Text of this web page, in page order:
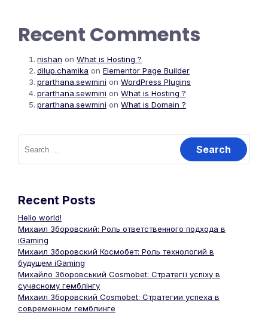
Recent Comments
nishan on What is Hosting ?
dilup.chamika on Elementor Page Builder
prarthana.sewmini on WordPress Plugins
prarthana.sewmini on What is Hosting ?
prarthana.sewmini on What is Domain ?
Recent Posts
Hello world!
Михаил Зборовский: Роль ответственного подхода в
iGaming
Михаил Зборовский Космобет: Роль технологий в
будущем iGaming
Михайло Зборовський Cosmobet: Стратегії успіху в
сучасному гемблінгу
Михаил Зборовский Cosmobet: Стратегии успеха в
современном гемблинге